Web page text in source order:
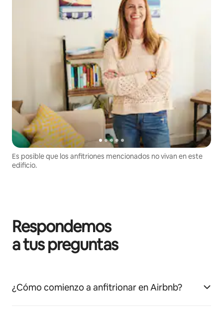
Es posible que los anfitriones mencionados no vivan en este
edificio.
Respondemos
a tus preguntas
¿Cómo comienzo a anfitrionar en Airbnb?